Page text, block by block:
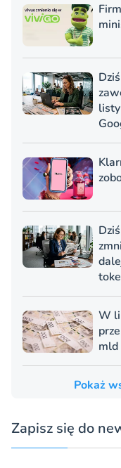
W
mld
Pokaż
Zapisz się do